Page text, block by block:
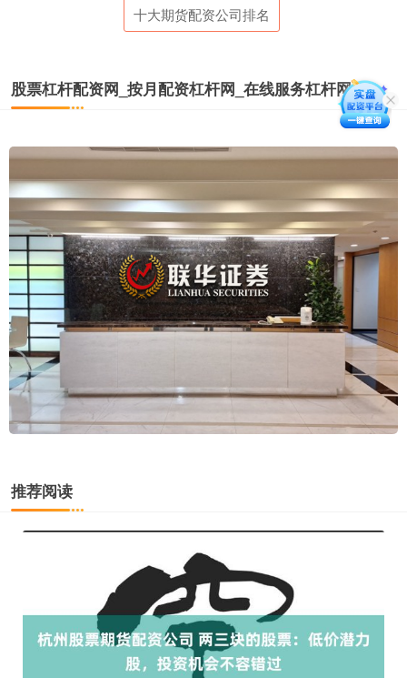
十大期货配资公司排名
股票杠杆配资网_按月配资杠杆网_在线服务杠杆网
推荐阅读